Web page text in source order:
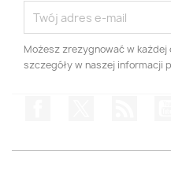
Możesz zrezygnować w
szczegóły w naszej informacji